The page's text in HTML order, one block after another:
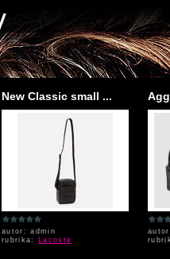
New Classic small ...
autor: admin
rubrika: Lacoste